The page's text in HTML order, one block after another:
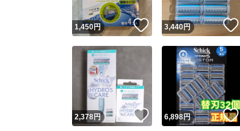
1,450円 いいね！
3,440円
2,378円 いいね！
6,898円